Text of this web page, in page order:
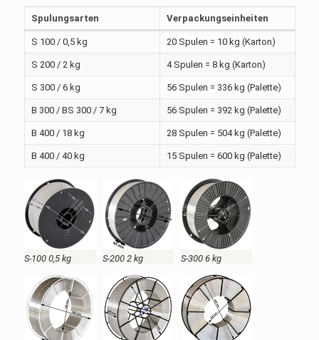
Spulungsarten Verpackungseinheiten
S 100 / 0,5 kg 20 Spulen = 10 kg (Karton)
S 200 / 2 kg 4 Spulen = 8 kg (Karton)
S 300 / 6 kg 56 Spulen = 336 kg (Palette)
B 300 / BS 300 / 7 kg 56 Spulen = 392 kg (Palette)
B 400 / 18 kg 28 Spulen = 504 kg (Palette)
B 400 / 40 kg 15 Spulen = 600 kg (Palette)
S-100 0,5 kg S-200 2 kg S-300 6 kg